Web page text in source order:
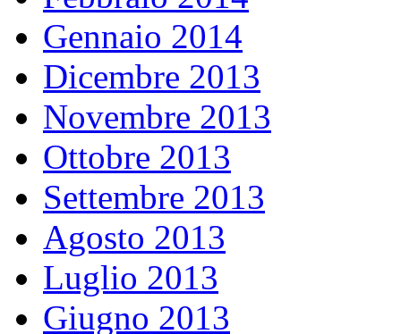
Gennaio 2014
Dicembre 2013
Novembre 2013
Ottobre 2013
Settembre 2013
Agosto 2013
Luglio 2013
Giugno 2013